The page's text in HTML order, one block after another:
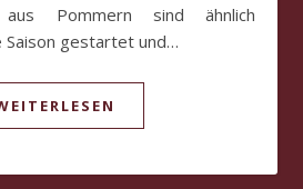
aus Pommern sind ähnlich
Saison gestartet und…